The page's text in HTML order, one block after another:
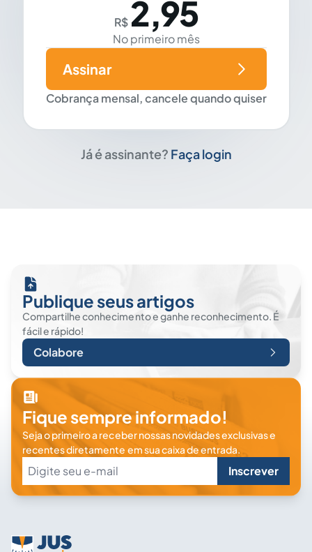
R$ 2,95
No primeiro mês
Cobrança mensal, cancele quando quiser
Assinar
Já é assinante? Faça login
Publique seus artigos
Compartilhe conhecimento e ganhe reconhecimento. É
fácil e rápido!
Colabore
Fique sempre informado!
Seja o primeiro a receber nossas novidades exclusivas e
recentes diretamente em sua caixa de entrada.
Inscrever